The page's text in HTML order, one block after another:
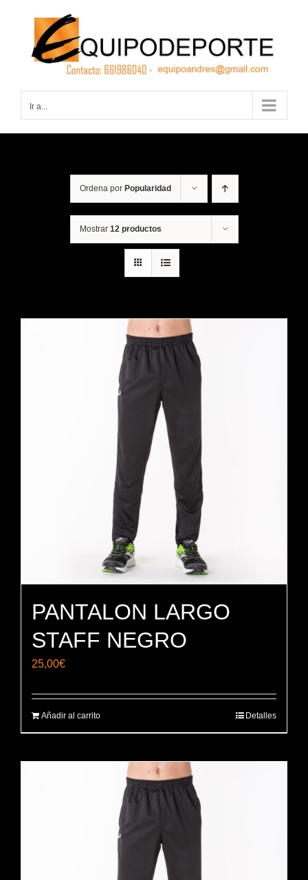
contenido
Ir a...
Ordena por Popularidad
Mostrar 12 productos
PANTALON LARGO
STAFF NEGRO
25,00€
Añadir al carrito Detalles